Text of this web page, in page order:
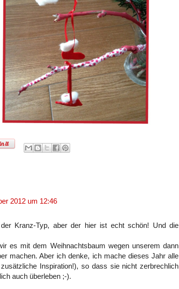
2012 um 12:46
Kranz-Typ, aber der hier ist echt schön! Und die
es mit dem Weihnachtsbaum wegen unserem dann
machen. Aber ich denke, ich mache dieses Jahr alle
Inspiration!), so dass sie nicht zerbrechlich
auch überleben ;-).